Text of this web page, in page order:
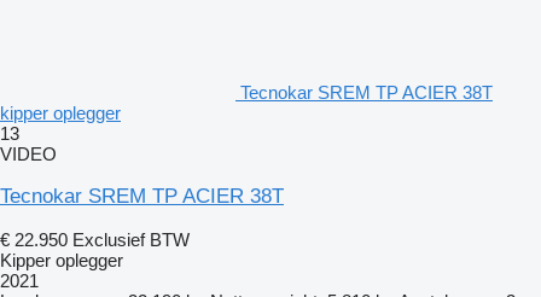
Tecnokar SREM TP ACIER 38T
kipper oplegger
13
VIDEO
Tecnokar SREM TP ACIER 38T
€ 22.950 Exclusief BTW
Kipper oplegger
2021